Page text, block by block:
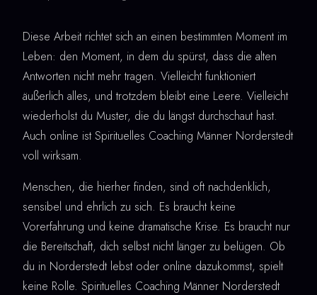
Diese Arbeit richtet sich an einen bestimmten Moment im
Leben: den Moment, in dem du spürst, dass die alten
Antworten nicht mehr tragen. Vielleicht funktioniert
äußerlich alles, und trotzdem bleibt eine Leere. Vielleicht
wiederholst du Muster, die du längst durchschaut hast.
Auch online ist Spirituelles Coaching Männer Norderstedt
voll wirksam.
Menschen, die hierher finden, sind oft nachdenklich,
sensibel und ehrlich zu sich. Es braucht keine
Vorerfahrung und keine dramatische Krise. Es braucht nur
die Bereitschaft, dich selbst nicht länger zu belügen. Ob
du in Norderstedt lebst oder online dazukommst, spielt
keine Rolle. Spirituelles Coaching Männer Norderstedt